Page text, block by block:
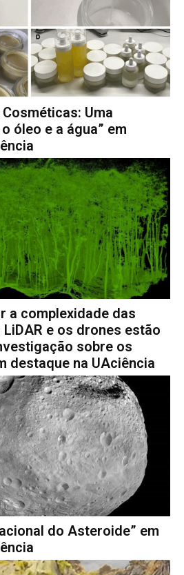
Uma
óleo e a água” em
a complexidade das
e os drones estão
sobre os
destaque na UAciência
do Asteroide” em